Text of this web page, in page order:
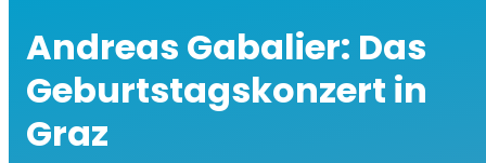
Andreas Gabalier: Das
Geburtstagskonzert in
Graz